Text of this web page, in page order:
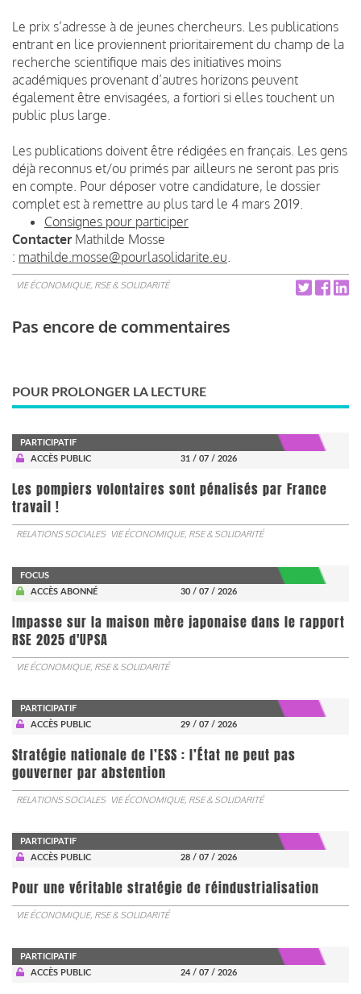
Le prix s’adresse à de jeunes chercheurs. Les publications
entrant en lice proviennent prioritairement du champ de la
recherche scientifique mais des initiatives moins
académiques provenant d’autres horizons peuvent
également être envisagées, a fortiori si elles touchent un
public plus large.
Les publications doivent être rédigées en français. Les gens
déjà reconnus et/ou primés par ailleurs ne seront pas pris
en compte. Pour déposer votre candidature, le dossier
complet est à remettre au plus tard le 4 mars 2019.
Consignes pour participer
Contacter Mathilde Mosse
: mathilde.mosse@pourlasolidarite.eu
VIE ÉCONOMIQUE, RSE & SOLIDARITÉ
Pas encore de commentaires
POUR PROLONGER LA LECTURE
PARTICIPATIF
ACCÈS PUBLIC
31 / 07 / 2026
Les pompiers volontaires sont pénalisés par France
travail !
RELATIONS SOCIALES VIE ÉCONOMIQUE, RSE & SOLIDARITÉ
FOCUS
ACCÈS ABONNÉ
30 / 07 / 2026
Impasse sur la maison mère japonaise dans le rapport
RSE 2025 d'UPSA
VIE ÉCONOMIQUE, RSE & SOLIDARITÉ
PARTICIPATIF
ACCÈS PUBLIC
29 / 07 / 2026
Stratégie nationale de l’ESS : l’État ne peut pas
gouverner par abstention
RELATIONS SOCIALES VIE ÉCONOMIQUE, RSE & SOLIDARITÉ
PARTICIPATIF
ACCÈS PUBLIC
28 / 07 / 2026
Pour une véritable stratégie de réindustrialisation
VIE ÉCONOMIQUE, RSE & SOLIDARITÉ
PARTICIPATIF
ACCÈS PUBLIC
24 / 07 / 2026